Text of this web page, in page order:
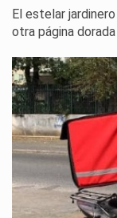
El estelar
otra página